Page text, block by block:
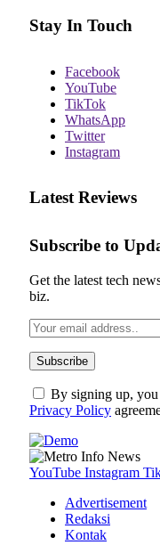
Stay In Touch
Facebook
YouTube
TikTok
WhatsApp
Twitter
Instagram
Latest Reviews
Subscribe to
Get the latest tech
biz.
By signing up, you
Privacy Policy
YouTube Instagram
Advertisement
Redaksi
Kontak